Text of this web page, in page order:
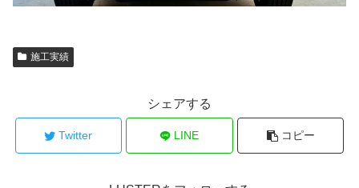
施工実績
シェアする
Twitter LINE コピー